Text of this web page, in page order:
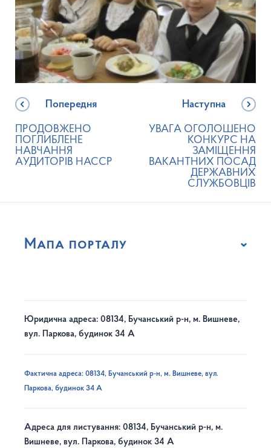
Попередня
ПРОДОВЖЕНО
ПОГЛИБЛЕНЕ
НАВЧАННЯ
АУДИТОРІВ НАССР
Наступна
УВАГА ОГОЛОШЕНО
КОНКУРС НА
ЗАМІЩЕННЯ
ВАКАНТНИХ ПОСАД
ДЕРЖАВНИХ
СЛУЖБОВЦІВ
Мапа порталу
Юридична адреса: 08134, Бучанський р-н, м. Вишневе,
вул. Паркова, будинок 34 А
Фактична адреса: 08134, Бучанський р-н, м. Вишневе, вул.
Паркова, будинок 34 А
Адреса для листування: 08134, Бучанський р-н, м.
Вишневе, вул. Паркова, будинок 34 А